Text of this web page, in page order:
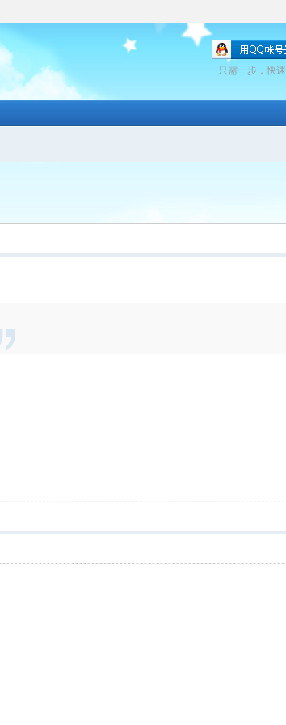
只需一步，快